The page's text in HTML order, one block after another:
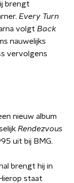
brengt
Every Turn
volgt Back
nauwelijks
vervolgens
nieuw album
Rendezvous
uit bij BMG.
brengt hij in
staat